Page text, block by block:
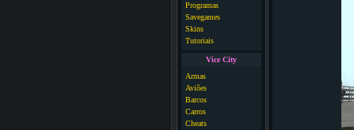
Programas
Savegames
Skins
Tutoriais
Vice City
Armas
Aviões
Barcos
Carros
Cheats